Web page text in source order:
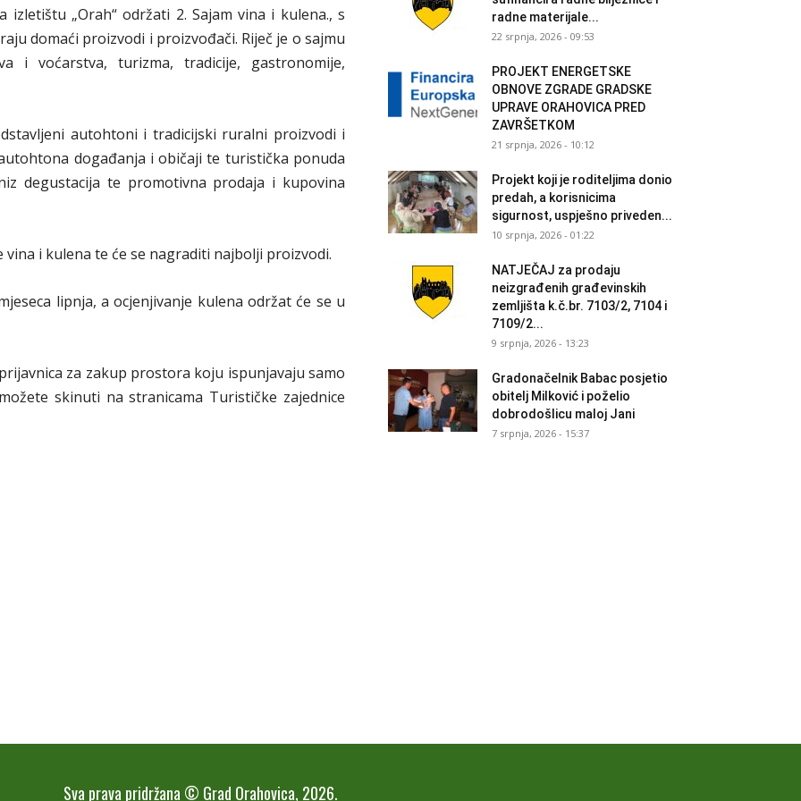
izletištu „Orah“ održati 2. Sajam vina i kulena., s
domaći proizvodi i proizvođači. Riječ je o sajmu
i voćarstva, turizma, tradicije, gastronomije,
autohtoni i tradicijski ruralni proizvodi i
događanja i običaji te turistička ponuda
degustacija te promotivna prodaja i kupovina
i kulena te će se nagraditi najbolji proizvodi.
lipnja, a ocjenjivanje kulena održat će se u
za zakup prostora koju ispunjavaju samo
skinuti na stranicama Turističke zajednice
radne materijale...
22 srpnja, 2026 - 09:53
PROJEKT ENERGETSKE
OBNOVE ZGRADE GRADSKE
UPRAVE ORAHOVICA PRED
ZAVRŠETKOM
21 srpnja, 2026 - 10:12
Projekt koji je roditeljima donio
predah, a korisnicima
sigurnost, uspješno priveden...
10 srpnja, 2026 - 01:22
NATJEČAJ za prodaju
neizgrađenih građevinskih
zemljišta k.č.br. 7103/2, 7104 i
7109/2...
9 srpnja, 2026 - 13:23
Gradonačelnik Babac posjetio
obitelj Milković i poželio
dobrodošlicu maloj Jani
7 srpnja, 2026 - 15:37
Sva prava pridržana © Grad Orahovica, 2026.